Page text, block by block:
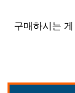
구매하시는 게